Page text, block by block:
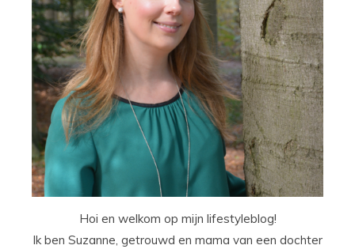
Hoi en welkom op mijn lifestyleblog!
Ik ben Suzanne, getrouwd en mama van een dochter